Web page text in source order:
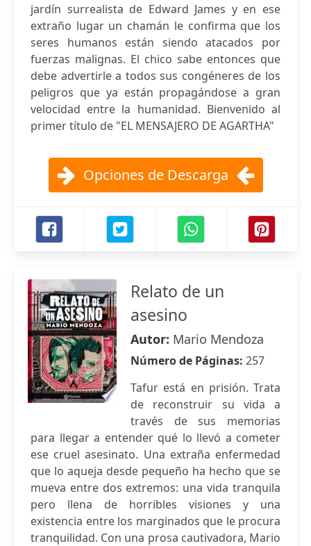
jardín surrealista de Edward James y en ese
extraño lugar un chamán le confirma que los
seres humanos están siendo atacados por
fuerzas malignas. El chico sabe entonces que
debe advertirle a todos sus congéneres de los
peligros que ya están propagándose a gran
velocidad entre la humanidad. Bienvenido al
primer título de "EL MENSAJERO DE AGARTHA"
Opciones de Descarga
Relato de un
asesino
Autor: Mario Mendoza
Número de Páginas: 257
Tafur está en prisión. Trata
de reconstruir su vida a
través de sus memorias
para llegar a entender qué lo llevó a cometer
ese cruel asesinato. Una extraña enfermedad
que lo aqueja desde pequeño ha hecho que se
mueva entre dos extremos: una vida tranquila
pero llena de horribles visiones y una
existencia entre los marginados que le procura
tranquilidad. Con una prosa cautivadora, Mario